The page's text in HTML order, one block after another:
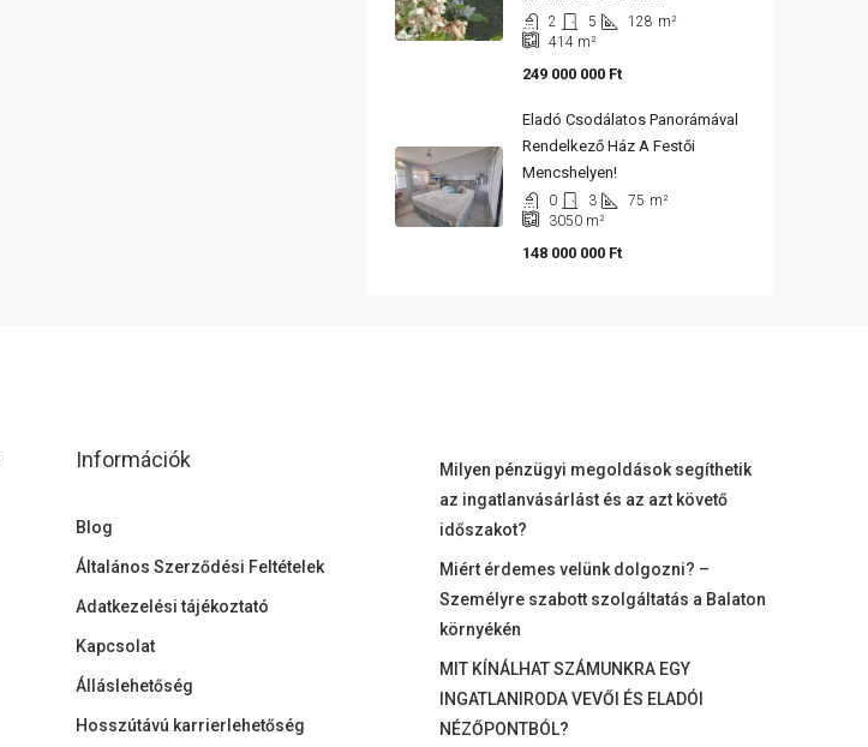
2 5 128 m²
414 m²
249 000 000 Ft
Eladó Csodálatos Panorámával
Rendelkező Ház A Festői
Mencshelyen!
0 3 75 m²
3050 m²
148 000 000 Ft
Információk
Blog
Általános Szerződési Feltételek
Adatkezelési tájékoztató
Kapcsolat
Álláslehetőség
Hosszútávú karrierlehetőség
Milyen pénzügyi megoldások segíthetik
az ingatlanvásárlást és az azt követő
időszakot?
Miért érdemes velünk dolgozni? –
Személyre szabott szolgáltatás a Balaton
környékén
MIT KÍNÁLHAT SZÁMUNKRA EGY
INGATLANIRODA VEVŐI ÉS ELADÓI
NÉZŐPONTBÓL?